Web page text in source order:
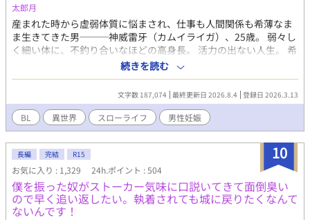
太郎月
産まれた時から虚弱体質に悩まされ、仕事も人間関係も希薄なま
ま生きてきた男───神威雷牙（カムイライガ）、25歳。 弱々し
く細い体に、不釣り合いなほどの高身長。 活力の出ない人生。 希
望のない未来。 「…………あのままトラックで轢かれてたら、転
生したかもな……」 事故になりかけたその瞬間、雷牙を助けたの
はサンタのような白鬚を持つ巨漢のバイカーだった。 この出会い
が、雷牙の人生を変える。 辿り着いたのは──魔界にある広大な
牧場。 ひょろ長の男が、健康と筋肉を取り戻していく物語。
⸻ 魔界×牧場×ほのぼの 一応総攻め主人公ですが、牧場メイ
ンでのんびり進行。 攻略対象の登場もかなり遅いです。 主要キャ
ラ全員うっすらクズ要素あり。 男性妊娠要素あり。 ※全年齢版を
他サイトに投稿しています。
続きを読む
文字数 187,074 最終更新日 2026.8.4 登録日 2026.3.13
BL 異世界 スローライフ 男性妊娠
10
長編 完結 R15
お気に入り : 1,329 24h.ポイント : 504
僕を振った奴がストーカー気味に口説いてきて面倒臭い
ので早く追い返したい。執着されても城に戻りたくなんて
ないんです！